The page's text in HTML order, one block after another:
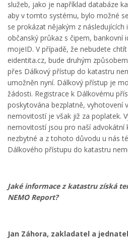
služeb, jako je například databáze
aby v tomto systému, bylo možné
se prokázat nějakým z
občanský průkaz s čipem, bankovní
mojeID. V případě, že nebudete
eidentita.cz, bude druhým
přes Dálkový přístup do katastru
umožněn nyní. Dálkový přístup je
žádosti. Registrace k Dálkovému
poskytována bezplatně, vyhotovení
nemovitostí je však již za poplatek.
nemovitostí jsou pro naší advokátní
nezbytné a z tohoto důvodu u nás
Dálkového přístupu do katastru
Jaké informace z katastru získá
NEMO Report?
Jan Záhora, zakladatel a